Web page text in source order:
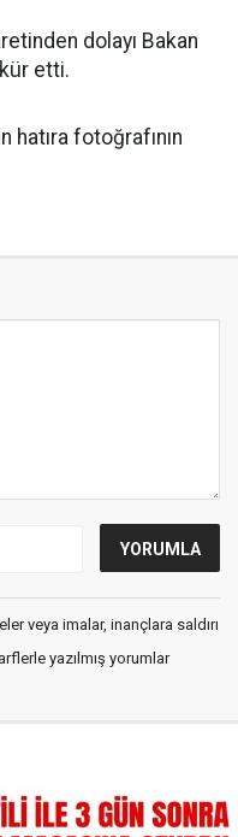
dolayı Bakan
etti.
hatıra fotoğrafının
veya imalar, inançlara saldırı
yazılmış yorumlar